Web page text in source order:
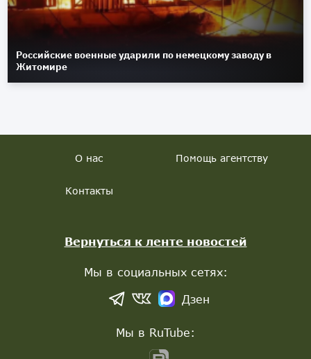
Российские военные ударили по немецкому заводу в
Житомире
О нас Помощь агентству
Контакты
Вернуться к ленте новостей
Мы в социальных сетях:
Дзен
Мы в RuTube: